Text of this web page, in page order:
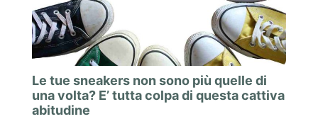
Le tue sneakers non sono più quelle di
una volta? E’ tutta colpa di questa cattiva
abitudine